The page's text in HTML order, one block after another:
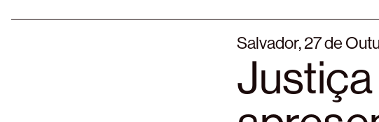
Salvador, 27 de